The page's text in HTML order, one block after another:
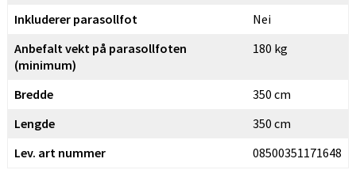
Inkluderer parasollfot
Nei
Anbefalt vekt på parasollfoten
(minimum)
180 kg
Bredde
350 cm
Lengde
350 cm
Lev. art nummer
08500351171648